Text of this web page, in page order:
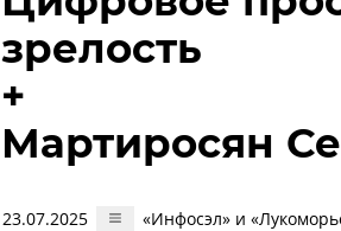
зрелость
+
Мартиросян
23.07.2025 «Инфосэл» и